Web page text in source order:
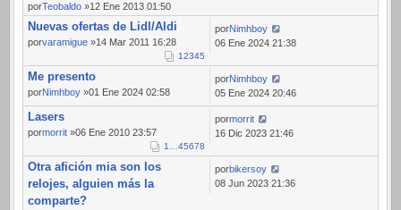
porTeobaldo »12 Ene 2013 01:50
Nuevas ofertas de Lidl/Aldi
porvaramigue »14 Mar 2011 16:28
12345
porNimhboy
06 Ene 2024 21:38
Me presento
porNimhboy »01 Ene 2024 02:58
porNimhboy
05 Ene 2024 20:46
Lasers
pormorrit »06 Ene 2010 23:57
1 45678
pormorrit
16 Dic 2023 21:46
Otra afición mia son los
relojes, alguien más la
comparte?
porbikersoy
08 Jun 2023 21:36